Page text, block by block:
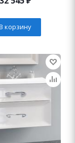
корзину